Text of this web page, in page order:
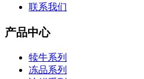
联系我们
产品中心
犊牛系列
冻品系列